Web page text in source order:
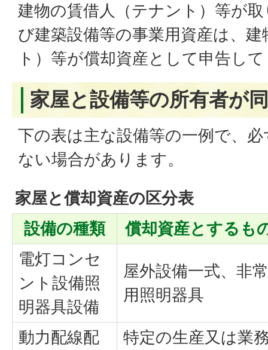
建物の賃借人（テナント）等が
び建築設備等の事業用資産は、
ト）等が償却資産として申告し
家屋と設備等の所有者が
下の表は主な設備等の一例で、
ない場合があります。
家屋と償却資産の区分表
設備の種類
償却資産とするも
電灯コンセ
ント設備照
明器具設備
屋外設備一式、非常
用照明器具
動力配線配 特定の生産又は業